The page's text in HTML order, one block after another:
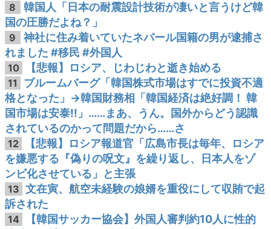
8
韓国人「日本の耐震設計技術が凄いと言うけど韓
国の圧勝だよね？」
9
神社に住み着いていたネパール国籍の男が逮捕さ
れました #移民 #外国人
10 【悲報】ロシア、じわじわと逝き始める
11
ブルームバーグ「韓国株式市場はすでに投資不適
格となった」→韓国財務相「韓国経済は絶好調！ 韓
国市場は安泰!!」……まあ、うん。国外からどう認識
されているのかって問題だから……さ
12
【悲報】ロシア報道官「広島市長は毎年、ロシア
を嫌悪する『偽りの呪文』を繰り返し、日本人をゾ
ンビ化させている」と主張
13 文在寅、航空未経験の娘婿を重役にして収賄で起
訴された
14
【韓国サッカー協会】外国人審判約10人に性的